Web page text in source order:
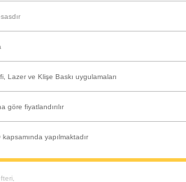
Lazer ve Klişe Baskı uygulamaları
göre fiyatlandırılır
yapılmaktadır